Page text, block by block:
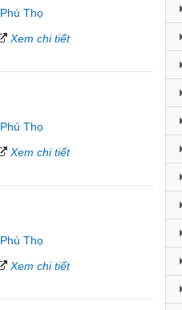
Phú Thọ
Xem chi tiết
Phú Thọ
Xem chi tiết
Phú Thọ
Xem chi tiết